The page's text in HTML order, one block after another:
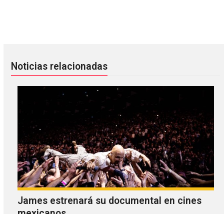
Noticias relacionadas
James estrenará su documental en cines